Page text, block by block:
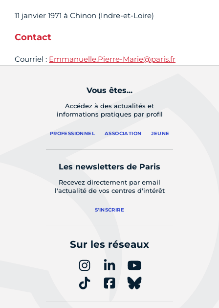
11 janvier 1971 à Chinon (Indre-et-Loire)
Contact
Courriel : Emmanuelle.Pierre-Marie@paris.fr
Vous êtes...
Accédez à des actualités et
informations pratiques par profil
PROFESSIONNEL ASSOCIATION JEUNE
Les newsletters de Paris
Recevez directement par email
l'actualité de vos centres d'intérêt
S'INSCRIRE
Sur les réseaux